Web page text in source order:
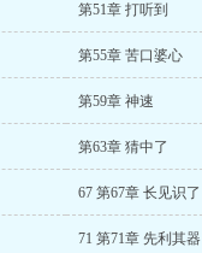
第51章 打听到
第55章 苦口婆心
第59章 神速
第63章 猜中了
67 第67章 长见识了
71 第71章 先利其器